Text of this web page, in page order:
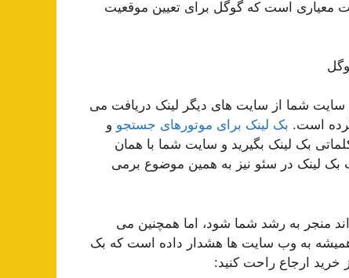
معیاری است که گوگل برای تعیین موقعیت
سایت شما از سایت های دیگر لینک دریافت می
است. بک لینک برای موتورهای جستجو و
بک لینک بگیرید و سایت شما با همان
لینک در سئو نیز به همین موضوع برمی
منجر به رشد شما شود، اما همچنین می
به وب سایت ها هشدار داده است که بک
خرید ارجاع راحت کنید: